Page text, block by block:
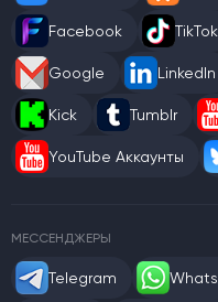
Facebook TikTok
Google LinkedIn
Kick Tumblr
YouTube Аккаунты
МЕССЕНДЖЕРЫ
Telegram